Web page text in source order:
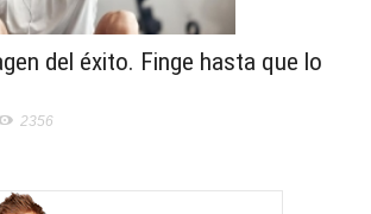
del éxito. Finge hasta que lo
2356